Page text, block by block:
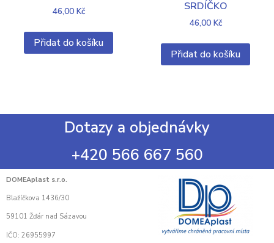
46,00 Kč
Přidat do košíku
SRDÍČKO
46,00 Kč
Přidat do košíku
Dotazy a objednávky
+420 566 667 560
DOMEAplast s.r.o.
Blažíčkova 1436/30
59101 Žďár nad Sázavou
IČO: 26955997